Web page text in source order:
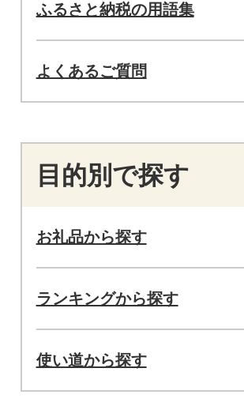
ふるさと納税の用語集
よくあるご質問
目的別で探す
お礼品から探す
ランキングから探す
使い道から探す